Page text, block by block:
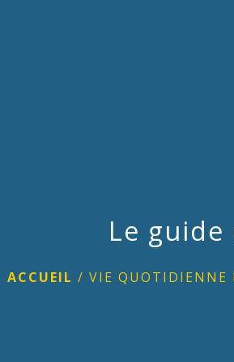
Le guide
ACCUEIL / VIE QUOTIDIENNE